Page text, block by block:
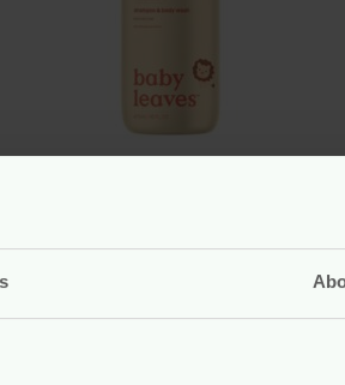
473 ml – Attitude Baby
vegan